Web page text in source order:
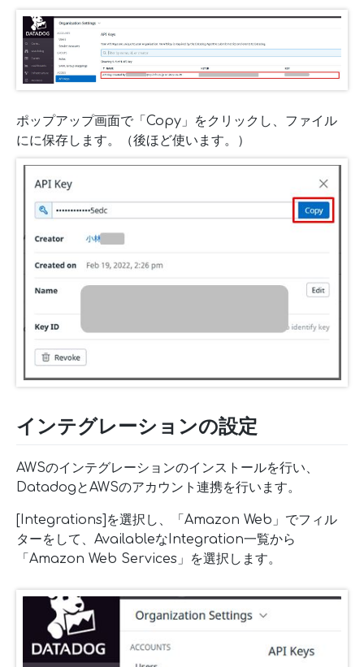
ポップアップ画面で「Copy」をクリックし、ファイル
にに保存します。（後ほど使います。）
インテグレーションの設定
AWSのインテグレーションのインストールを行い、
DatadogとAWSのアカウント連携を行います。
[Integrations]を選択し、「Amazon Web」でフィル
ターをして、AvailableなIntegration一覧から
「Amazon Web Services」を選択します。